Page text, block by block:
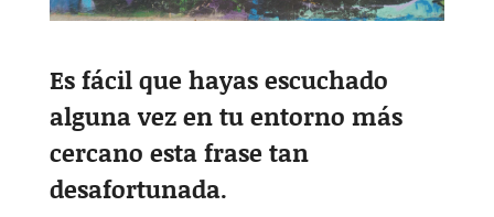
Es fácil que hayas escuchado
alguna vez en tu entorno más
cercano esta frase tan
desafortunada.